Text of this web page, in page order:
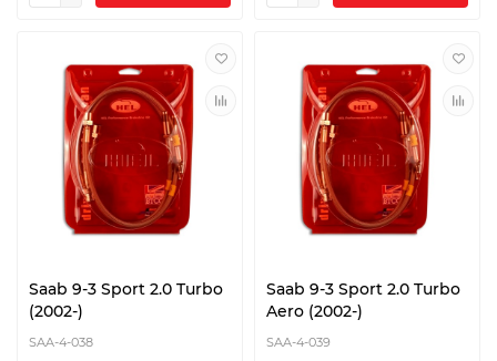
Saab 9-3 Sport 2.0 Turbo
(2002-)
SAA-4-038
Saab 9-3 Sport 2.0 Turbo
Aero (2002-)
SAA-4-039